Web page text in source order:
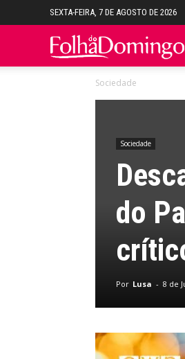
SEXTA-FEIRA, 7 DE AGOSTO DE 2026
Sociedade
Sociedade
do
Por Lusa - 8 de